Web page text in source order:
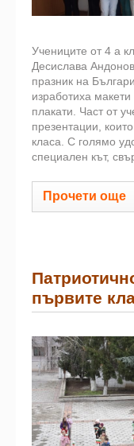
Учениците от 4 а
Десислава
празник на
изработиха
плакати. Част от
презентации,
класа. С голямо
специален кът,
Прочети още
първите